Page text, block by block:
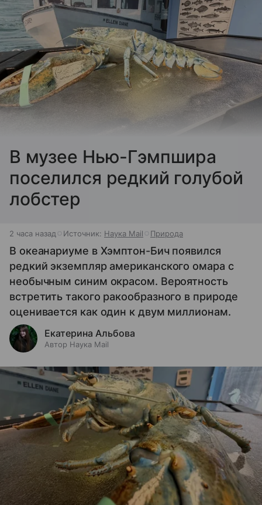
В музее Нью-Гэмпшира
поселился редкий голубой
лобстер
2 часа назад Источник: Наука Mail Природа
В океанариуме в Хэмптон-Бич появился
редкий экземпляр американского омара с
необычным синим окрасом. Вероятность
встретить такого ракообразного в природе
оценивается как один к двум миллионам.
Екатерина Альбова
Автор Наука Mail